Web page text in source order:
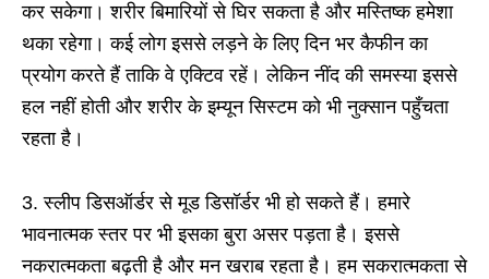
कर सकेगा। शरीर बिमारियों से घिर सकता है और मस्तिष्क हमेशा
थका रहेगा। कई लोग इससे लड़ने के लिए दिन भर कैफीन का
प्रयोग करते हैं ताकि वे एक्टिव रहें। लेकिन नींद की समस्या इससे
हल नहीं होती और शरीर के इम्यून सिस्टम को भी नुक्सान पहुँचता
रहता है।
3. स्लीप डिसऑर्डर से मूड डिसॉर्डर भी हो सकते हैं। हमारे
भावनात्मक स्तर पर भी इसका बुरा असर पड़ता है। इससे
नकरात्मकता बढ़ती है और मन खराब रहता है। हम सकरात्मकता से